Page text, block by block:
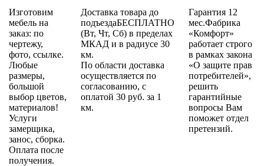
Изготовим
мебель на
заказ: по
чертежу,
фото, ссылке.
Любые
размеры,
большой
выбор цветов,
материалов!
Услуги
замерщика,
занос, сборка.
Оплата после
получения.
Доставка товара до
подъездаБЕСПЛАТНО
(Вт, Чт, Сб) в пределах
МКАД и в радиусе 30
км.
По области доставка
осуществляется по
согласованию, с
оплатой 30 руб. за 1
км.
Гарантия 12
мес.Фабрика
«Комфорт»
работает строго
в рамках закона
«О защите прав
потребителей»,
решить
гарантийные
вопросы Вам
поможет отдел
претензий.